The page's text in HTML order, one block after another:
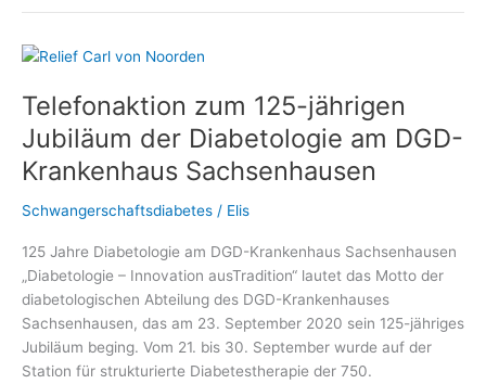
gemeinsam
Telefonaktion zum 125-jährigen
Jubiläum der Diabetologie am DGD-
Krankenhaus Sachsenhausen
Schwangerschaftsdiabetes / Elis
125 Jahre Diabetologie am DGD-Krankenhaus Sachsenhausen
„Diabetologie – Innovation ausTradition“ lautet das Motto der
diabetologischen Abteilung des DGD-Krankenhauses
Sachsenhausen, das am 23. September 2020 sein 125-jähriges
Jubiläum beging. Vom 21. bis 30. September wurde auf der
Station für strukturierte Diabetestherapie der 750.